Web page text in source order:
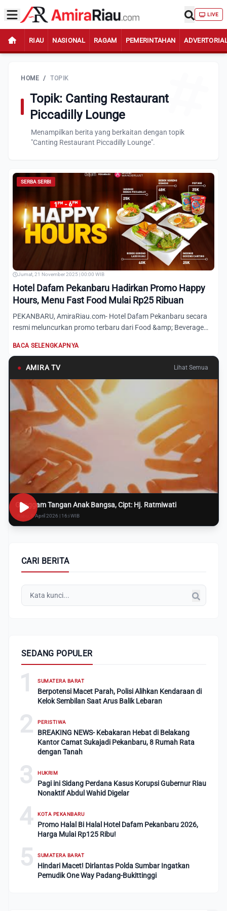
LIVE
RIAU NASIONAL RAGAM PEMERINTAHAN
HOME / TOPIK
Topik: Canting Restaurant
Piccadilly Lounge
Menampilkan berita yang berkaitan dengan topik
"Canting Restaurant Piccadilly Lounge".
SERBA SERBI
Jumat, 21 November 2025 | 00:00 WIB
Hotel Dafam Pekanbaru Hadirkan Promo Happy
Hours, Menu Fast Food Mulai Rp25 Ribuan
PEKANBARU, AmiraRiau.com- Hotel Dafam Pekanbaru secara
resmi meluncurkan promo terbaru dari Food &amp; Beverage
BACA SELENGKAPNYA
● AMIRA TV Lihat Semua
Genggam Tangan Anak Bangsa, Cipt: Hj. Ratmiwati
Rabu, 8 April 2026 | 16:i WIB
CARI BERITA
SEDANG POPULER
1 SUMATERA BARAT
Berpotensi Macet Parah, Polisi Alihkan Kendaraan di
Kelok Sembilan Saat Arus Balik Lebaran
2 PERISTIWA
BREAKING NEWS- Kebakaran Hebat di Belakang
Kantor Camat Sukajadi Pekanbaru, 8 Rumah Rata
dengan Tanah
3 HUKRIM
Pagi ini Sidang Perdana Kasus Korupsi Gubernur Riau
Nonaktif Abdul Wahid Digelar
4 KOTA PEKANBARU
Promo Halal Bi Halal Hotel Dafam Pekanbaru 2026,
Harga Mulai Rp125 Ribu!
5 SUMATERA BARAT
Hindari Macet! Dirlantas Polda Sumbar Ingatkan
Pemudik One Way Padang-Bukittinggi